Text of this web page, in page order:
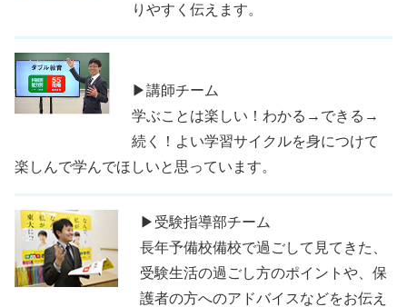
りやすく伝えます。
▶講師チーム
学ぶことは楽しい！わかる→できる→
続く！よい学習サイクルを身につけて
楽しんで学んでほしいと思っています。
▶受験指導部チーム
長年予備校備校で過ごして見てきた、
受験生活の過ごし方のポイントや、保
護者の方へのアドバイスなどをお伝え